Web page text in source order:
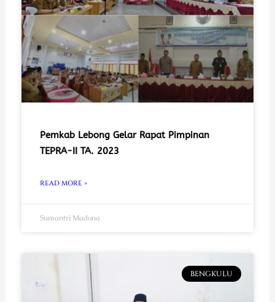
Pemkab Lebong Gelar Rapat Pimpinan
TEPRA-II TA. 2023
READ MORE »
Sumantri Madona
BENGKULU